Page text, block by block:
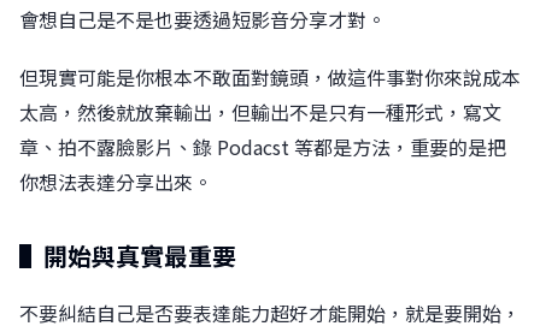
會想自己是不是也要透過短影音分享才對。
但現實可能是你根本不敢面對鏡頭，做這件事對你來說成本
太高，然後就放棄輸出，但輸出不是只有一種形式，寫文
章、拍不露臉影片、錄 Podacst 等都是方法，重要的是把
你想法表達分享出來。
▌開始與真實最重要
不要糾結自己是否要表達能力超好才能開始，就是要開始，